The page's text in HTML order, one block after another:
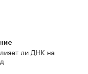
ли ДНК на